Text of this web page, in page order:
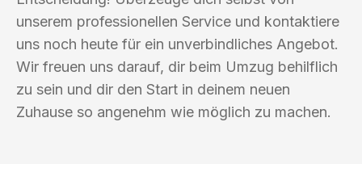
unserem professionellen Service und kontaktiere
uns noch heute für ein unverbindliches Angebot.
Wir freuen uns darauf, dir beim Umzug behilflich
zu sein und dir den Start in deinem neuen
Zuhause so angenehm wie möglich zu machen.